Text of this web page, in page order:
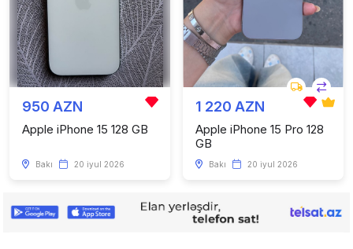
950 AZN
Apple iPhone 15 128 GB
Bakı 20 iyul 2026
1 220 AZN
Apple iPhone 15 Pro 128
GB
Bakı 20 iyul 2026